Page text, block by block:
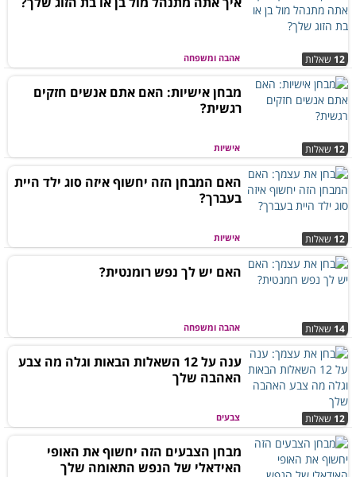
אהבה ומשפחה 12 שאלות
אישיות 12 שאלות
מבחן אישיות: האם אתם אנשים חזקים
רגשית?
אישיות 12 שאלות
האם המבחן הזה יחשוף איזה סוג ילד היית
בעברך?
אהבה ומשפחה 14 שאלות
האם יש לך נפש רומנטית?
צבעים 12 שאלות
ענה על 12 השאלות הבאות וגלה מה צבע
האהבה שלך
מבחן הצבעים הזה יחשוף את האופי
האידאלי של הנפש התאומה שלך